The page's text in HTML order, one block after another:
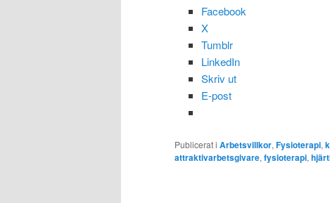
Facebook
X
Tumblr
LinkedIn
Skriv ut
E-post
Publicerat i Arbetsvillkor, Fysioterapi,
attraktivarbetsgivare, fysioterapi,